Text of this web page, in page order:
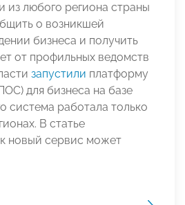
из любого региона страны
о возникшей
бизнеса и получить
от профильных ведомств
запустили платформу
для бизнеса на базе
система работала только
В статье
новый сервис может